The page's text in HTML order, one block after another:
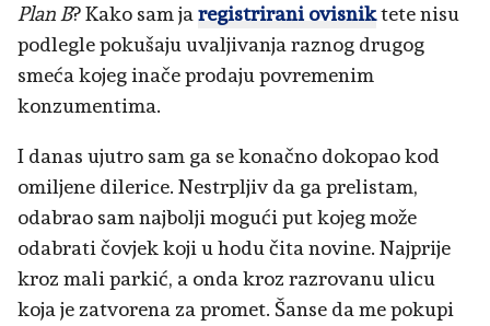
Plan B? Kako sam ja registrirani ovisniktete nisu
podlegle pokušaju uvaljivanja raznog drugog
smeća kojeg inače prodaju povremenim
konzumentima.
I danas ujutro sam ga se konačno dokopao kod
omiljene dilerice. Nestrpljiv da ga prelistam,
odabrao sam najbolji mogući put kojeg može
odabrati čovjek koji u hodu čita novine. Najprije
kroz mali parkić, a onda kroz razrovanu ulicu
koja je zatvorena za promet. Šanse da me pokupi